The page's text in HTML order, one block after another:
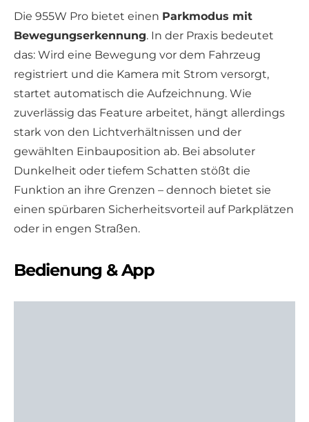
Die 955W Pro bietet einen Parkmodus mit
Bewegungserkennung. In der Praxis bedeutet
das: Wird eine Bewegung vor dem Fahrzeug
registriert und die Kamera mit Strom versorgt,
startet automatisch die Aufzeichnung. Wie
zuverlässig das Feature arbeitet, hängt allerdings
stark von den Lichtverhältnissen und der
gewählten Einbauposition ab. Bei absoluter
Dunkelheit oder tiefem Schatten stößt die
Funktion an ihre Grenzen – dennoch bietet sie
einen spürbaren Sicherheitsvorteil auf Parkplätzen
oder in engen Straßen.
Bedienung & App